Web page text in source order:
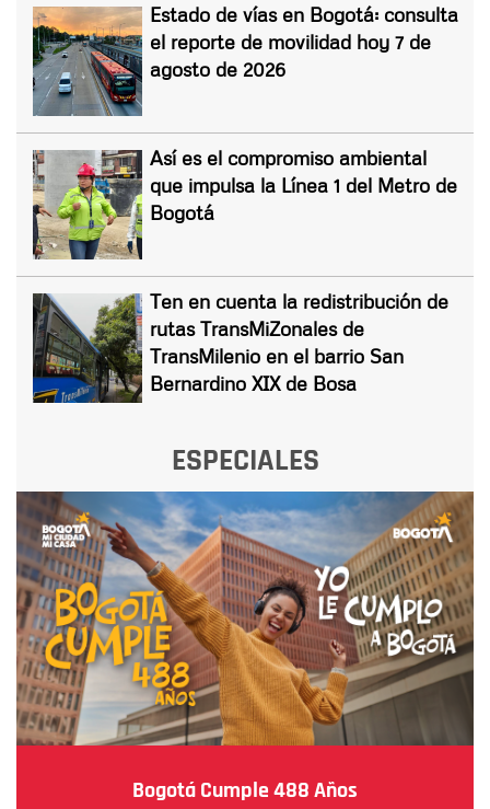
Estado de vías en Bogotá: consulta
el reporte de movilidad hoy 7 de
agosto de 2026
Así es el compromiso ambiental
que impulsa la Línea 1 del Metro de
Bogotá
Ten en cuenta la redistribución de
rutas TransMiZonales de
TransMilenio en el barrio San
Bernardino XIX de Bosa
ESPECIALES
Bogotá Cumple 488 Años